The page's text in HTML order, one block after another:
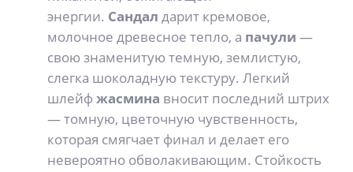
энергии. Сандал дарит кремовое,
молочное древесное тепло, а пачули —
свою знаменитую темную, землистую,
слегка шоколадную текстуру. Легкий
шлейф жасмина вносит последний штрих
— томную, цветочную чувственность,
которая смягчает финал и делает его
невероятно обволакивающим. Стойкость